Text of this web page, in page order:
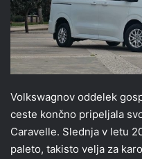
Volkswagnov oddelek
ceste končno pripeljala
Caravelle. Slednja v letu
paleto, takisto velja za